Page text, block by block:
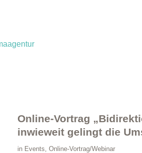
Online-Vortrag
inwieweit gelingt die
in Events, Online-Vortrag/Webinar